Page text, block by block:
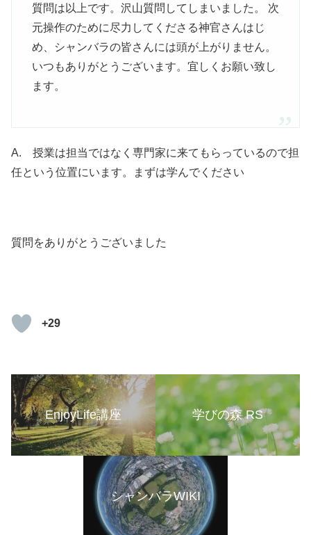
質問は以上です。沢山質問してしまいました。 次
元操作のために尽力してくださる神官さんはじ
め、シャンバラの皆さんには頭が上がりません。
いつもありがとうございます。宜しくお願い致し
ます。
A. 授業は担当ではなく専門家に来てもらっているので担
任という位置にいます。まずは学んでください
質問をありがとうございました
+29
EnjoyLife講座 学びの森 RS
シャンバラWIKI